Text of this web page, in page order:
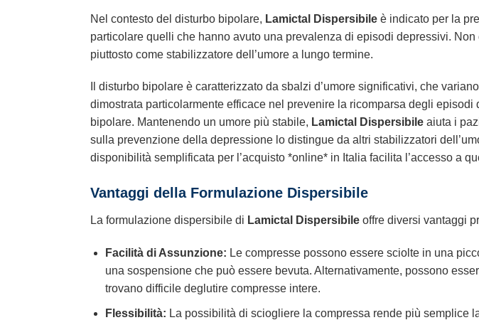
Nel contesto del disturbo bipolare, Lamictal Dispersibile è indicato per la
particolare quelli che hanno avuto una prevalenza di episodi depressivi.
piuttosto come stabilizzatore dell’umore a lungo termine.
Il disturbo bipolare è caratterizzato da sbalzi d’umore significativi, che
dimostrata particolarmente efficace nel prevenire la ricomparsa degli
bipolare. Mantenendo un umore più stabile, Lamictal Dispersibile aiuta i
sulla prevenzione della depressione lo distingue da altri stabilizzatori
disponibilità semplificata per l’acquisto *online* in Italia facilita l’accesso a
Vantaggi della Formulazione Dispersibile
La formulazione dispersibile di Lamictal Dispersibile offre diversi vantaggi
Facilità di Assunzione: Le compresse possono essere sciolte in una
una sospensione che può essere bevuta. Alternativamente, possono
trovano difficile deglutire compresse intere.
Flessibilità: La possibilità di sciogliere la compressa rende più semplice